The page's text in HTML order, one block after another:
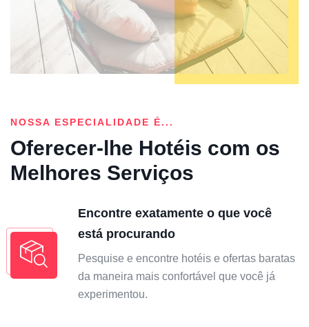
NOSSA ESPECIALIDADE É...
Oferecer-lhe Hotéis com os
Melhores Serviços
Encontre exatamente o que você
está procurando
Pesquise e encontre hotéis e ofertas baratas
da maneira mais confortável que você já
experimentou.